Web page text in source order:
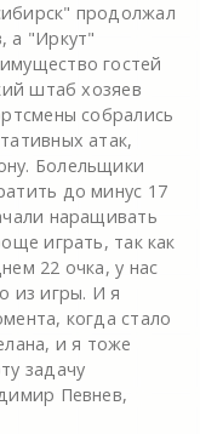
продолжал
а "Иркут"
гостей
штаб хозяев
собрались
атак,
Болельщики
до минус 17
наращивать
играть, так как
22 очка, у нас
из игры. И я
когда стало
и я тоже
задачу
Певнев,